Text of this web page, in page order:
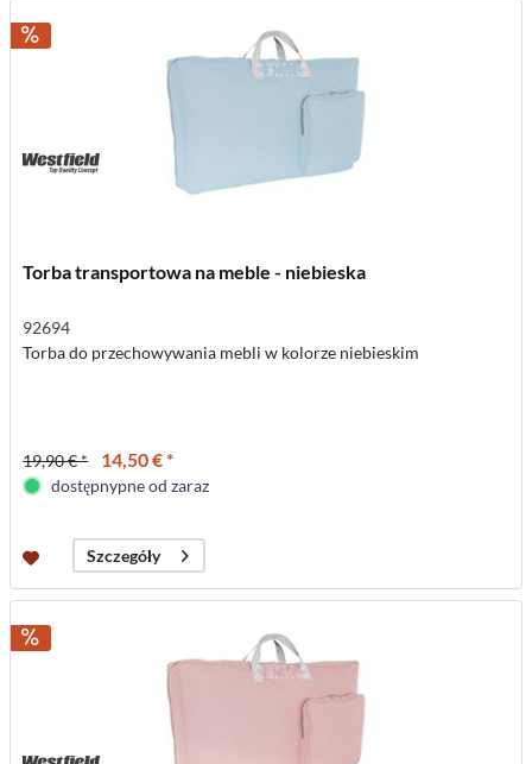
Torba transportowa na meble - niebieska
92694
Torba do przechowywania mebli w kolorze niebieskim
19,90 € * 14,50 € *
dostępnypne od zaraz
Szczegóły